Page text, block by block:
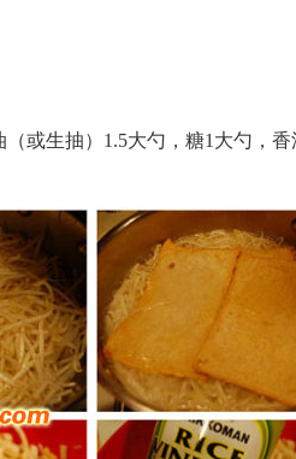
或生抽）1.5大勺，糖1大勺，香